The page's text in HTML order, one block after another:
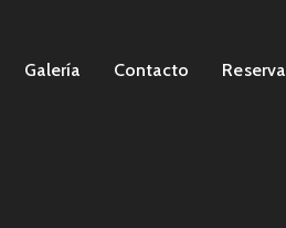
Galería Contacto Reserva